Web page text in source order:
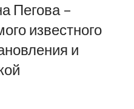
Пегова –
известного
и